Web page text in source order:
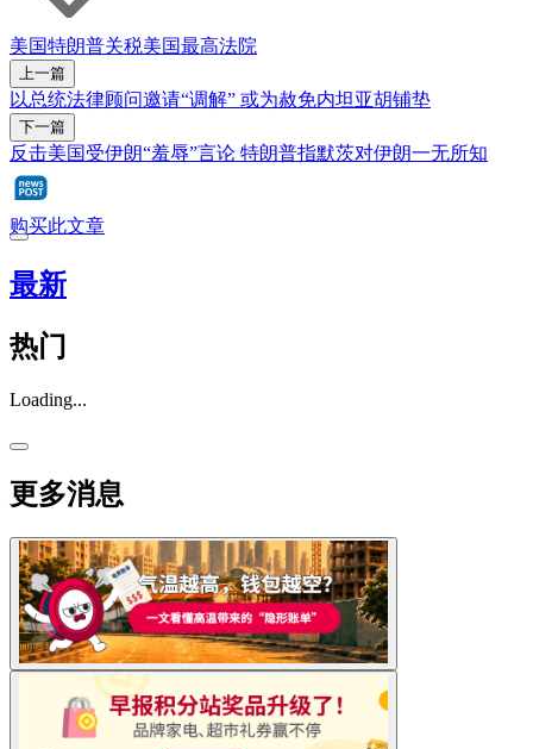
美国特朗普关税美国最高法院
上一篇
以总统法律顾问邀请“调解” 或为赦免内坦亚胡铺垫
下一篇
反击美国受伊朗“羞辱”言论 特朗普指默茨对伊朗一无所知
购买此文章
最新
热门
Loading...
更多消息